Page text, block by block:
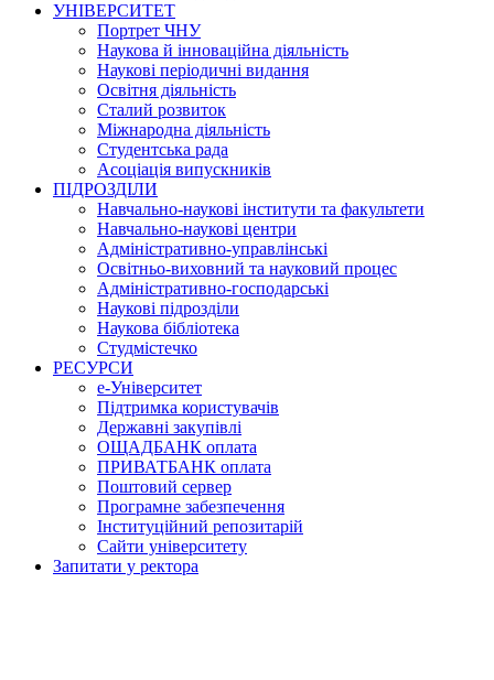
УНІВЕРСИТЕТ
Портрет ЧНУ
Наукова й інноваційна діяльність
Наукові періодичні видання
Освітня діяльність
Сталий розвиток
Міжнародна діяльність
Студентська рада
Асоціація випускників
ПІДРОЗДІЛИ
Навчально-наукові інститути та факультети
Навчально-наукові центри
Адміністративно-управлінські
Освітньо-виховний та науковий процес
Адміністративно-господарські
Наукові підрозділи
Наукова бібліотека
Студмістечко
РЕСУРСИ
е-Університет
Підтримка користувачів
Державні закупівлі
ОЩАДБАНК оплата
ПРИВАТБАНК оплата
Поштовий сервер
Програмне забезпечення
Інституційний репозитарій
Сайти університету
Запитати у ректора